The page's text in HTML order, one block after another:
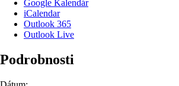
Google Kalendár
iCalendar
Outlook 365
Outlook Live
Podrobnosti